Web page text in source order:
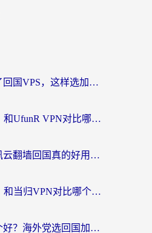
海外党必看：除了回国VPS，这样选加速器也能无缝刷国内资源？
迅游VPN好用吗？和UfunR VPN对比哪个回国效果更好？海外党亲测避坑指南
海外党必看：腾讯云翻墙回国真的好用吗？+ 3步选对回国加速器指南
穿梭VPN好用吗？和当归VPN对比哪个回国效果更好？海外党亲测实用指南
穿梭和六毫秒哪个好？海外党选回国加速器的避坑指南，附番茄加速器实测